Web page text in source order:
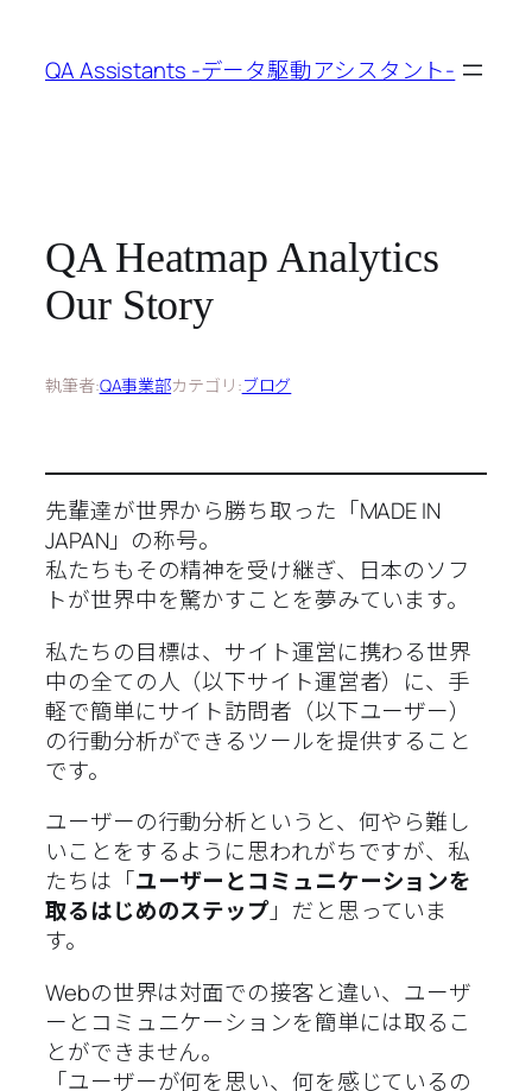
QA Assistants -データ駆動アシスタント-
QA Heatmap Analytics
Our Story
執筆者:QA事業部カテゴリ:ブログ
先輩達が世界から勝ち取った「MADE IN
JAPAN」の称号。
私たちもその精神を受け継ぎ、日本のソフ
トが世界中を驚かすことを夢みています。
私たちの目標は、サイト運営に携わる世界
中の全ての人（以下サイト運営者）に、手
軽で簡単にサイト訪問者（以下ユーザー）
の行動分析ができるツールを提供すること
です。
ユーザーの行動分析というと、何やら難し
いことをするように思われがちですが、私
たちは「ユーザーとコミュニケーションを
取るはじめのステップ」だと思っていま
す。
Webの世界は対面での接客と違い、ユーザ
ーとコミュニケーションを簡単には取るこ
とができません。
「ユーザーが何を思い、何を感じているの